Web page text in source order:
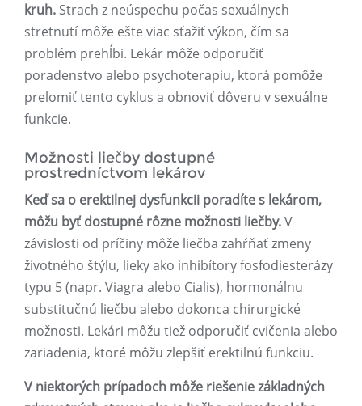
kruh. Strach z neúspechu počas sexuálnych
stretnutí môže ešte viac sťažiť výkon, čím sa
problém prehĺbi. Lekár môže odporučiť
poradenstvo alebo psychoterapiu, ktorá pomôže
prelomiť tento cyklus a obnoviť dôveru v sexuálne
funkcie.
Možnosti liečby dostupné
prostredníctvom lekárov
Keď sa o erektilnej dysfunkcii poradíte s lekárom,
môžu byť dostupné rôzne možnosti liečby.V
závislosti od príčiny môže liečba zahŕňať zmeny
životného štýlu, lieky ako inhibítory fosfodiesterázy
typu 5 (napr. Viagra alebo Cialis), hormonálnu
substitučnú liečbu alebo dokonca chirurgické
možnosti. Lekári môžu tiež odporučiť cvičenia alebo
zariadenia, ktoré môžu zlepšiť erektilnú funkciu.
V niektorých prípadoch môže riešenie základných